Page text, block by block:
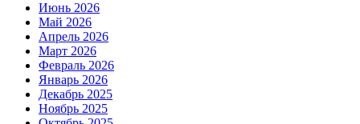
Июнь 2026
Май 2026
Апрель 2026
Март 2026
Февраль 2026
Январь 2026
Декабрь 2025
Ноябрь 2025